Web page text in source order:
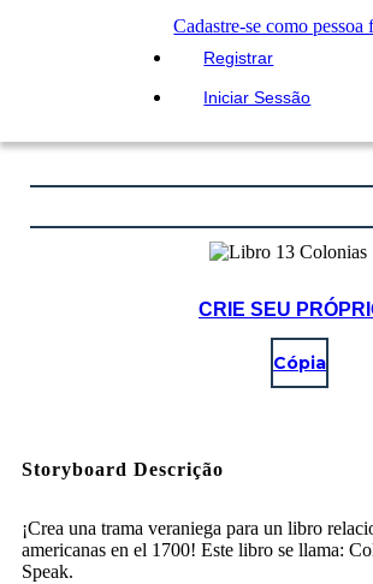
Cadastre-se como pessoa
Registrar
Iniciar Sessão
CRIE SEU
Cópia
Storyboard Descrição
¡Crea una trama veraniega para un libro
americanas en el 1700! Este libro se llama:
Speak.